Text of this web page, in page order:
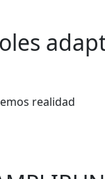
realidad